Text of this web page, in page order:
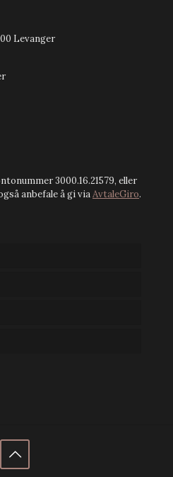
Levanger
3000.16.21579, eller
anbefale å gi viaAvtaleGiro.